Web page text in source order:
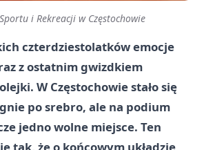
i Rekreacji w Częstochowie
czterdziestolatków emocje
z ostatnim gwizdkiem
W Częstochowie stało się
po srebro, ale na podium
jedno wolne miejsce. Ten